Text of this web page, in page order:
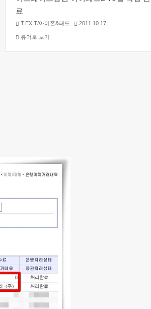
료
T.EX.T/아이폰&패드 2011.10.17
뷰어로 보기